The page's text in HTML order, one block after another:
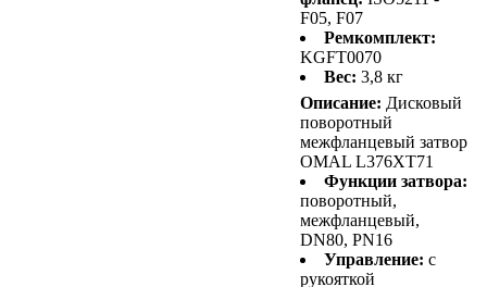
F05, F07
Ремкомплект:
KGFT0070
Вес: 3,8 кг
Описание: Дисковый
поворотный
межфланцевый затвор
OMAL L376XT71
Функции затвора:
поворотный,
межфланцевый,
DN80, PN16
Управление: с
рукояткой